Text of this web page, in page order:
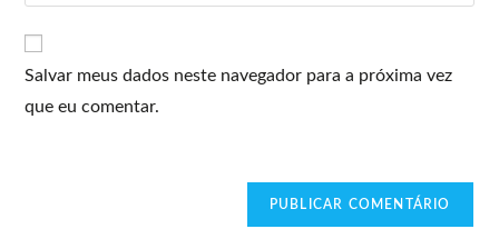
Salvar meus dados neste navegador para a próxima vez
que eu comentar.